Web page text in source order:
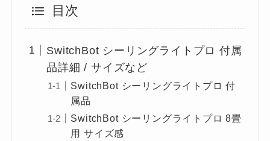
目次
SwitchBot シーリングライトプロ 付属
品詳細 / サイズなど
SwitchBot シーリングライトプロ 付
属品
SwitchBot シーリングライトプロ 8畳
用 サイズ感